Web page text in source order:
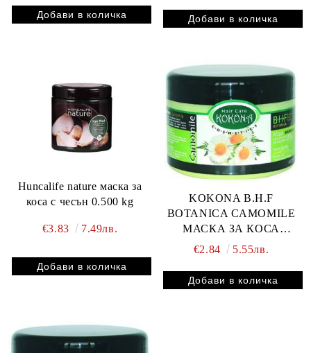
Huncalife nature маска за
коса с чесън 0.500 kg
€3.83 7.49лв.
KOKONA B.H.F
BOTANICA CAMOMILE
МАСКА ЗА КОСА
подхранваща 400МЛ
€2.84 5.55лв.